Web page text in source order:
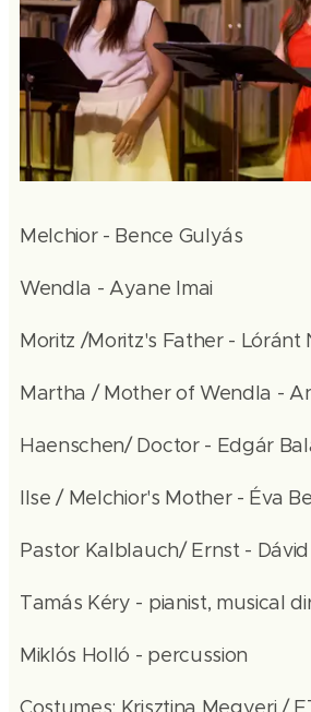
Melchior - Bence Gulyás
Wendla - Ayane Imai
Moritz /Moritz's Father - Lóránt
Martha / Mother of Wendla -
Haenschen/ Doctor - Edgár
Ilse / Melchior's Mother - Éva
Pastor Kalblauch/ Ernst -
Tamás Kéry - pianist, musical
Miklós Holló - percussion